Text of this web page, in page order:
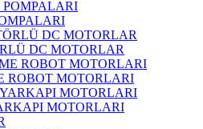
DC MOTORLAR
ROBOT MOTORLARI
MOTORLARI